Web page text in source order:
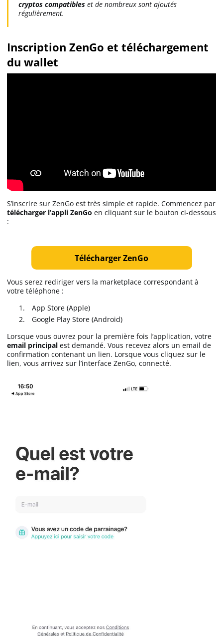
cryptos compatibles et de nombreux sont ajoutés
régulièrement.
Inscription ZenGo et téléchargement
du wallet
S’inscrire sur ZenGo est très simple et rapide. Commencez par
télécharger l’appli ZenGo en cliquant sur le bouton ci-dessous
:
Télécharger ZenGo
Vous serez rediriger vers la marketplace correspondant à
votre téléphone :
App Store (Apple)
Google Play Store (Android)
Lorsque vous ouvrez pour la première fois l’application, votre
email principal est demandé. Vous recevez alors un email de
confirmation contenant un lien. Lorsque vous cliquez sur le
lien, vous arrivez sur l’interface ZenGo, connecté.